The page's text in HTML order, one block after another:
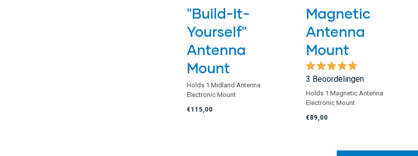
"Build-It-
Yourself"
Antenna
Mount
Holds 1 Midland Antenna
Electronic Mount
€115,00
Magnetic
Antenna
Mount
Beoordeeld
met
5.0
van
de
5
sterren
3 Beoordelingen
Holds 1 Magnetic Antenna
Electronic Mount
€89,00